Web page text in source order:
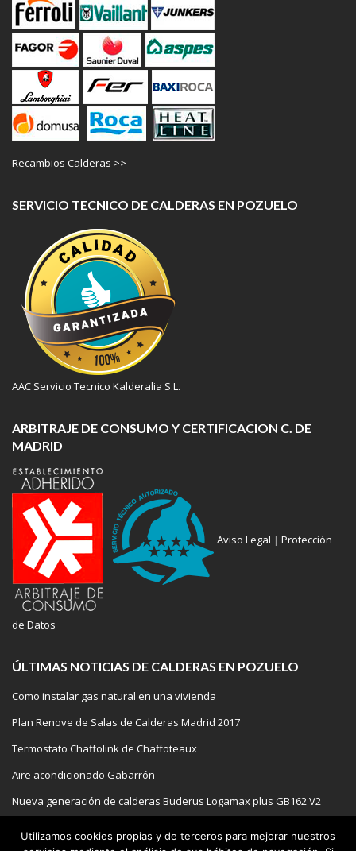
Recambios Calderas >>
SERVICIO TECNICO DE CALDERAS EN POZUELO
AAC Servicio Tecnico Kalderalia S.L.
ARBITRAJE DE CONSUMO Y CERTIFICACION C. DE
MADRID
Aviso Legal | Protección
de Datos
ÚLTIMAS NOTICIAS DE CALDERAS EN POZUELO
Como instalar gas natural en una vivienda
Plan Renove de Salas de Calderas Madrid 2017
Termostato Chaffolink de Chaffoteaux
Aire acondicionado Gabarrón
Nueva generación de calderas Buderus Logamax plus GB162 V2
Utilizamos cookies propias y de terceros para mejorar nuestros